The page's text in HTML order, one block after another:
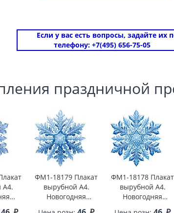
Если у вас есть вопросы, задайте их
телефону: +7(495) 656-75-05
праздничной
А4.
ФМ1-18179 Плакат
вырубной А4.
Новогодняя
ФМ1-18178 Плакат
вырубной А4.
Новогодняя